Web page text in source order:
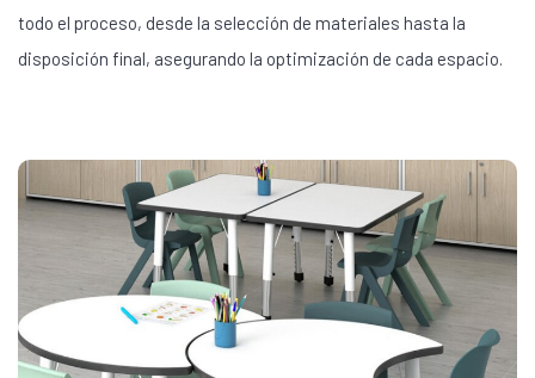
todo el proceso, desde la selección de materiales hasta la
disposición final, asegurando la optimización de cada espacio.